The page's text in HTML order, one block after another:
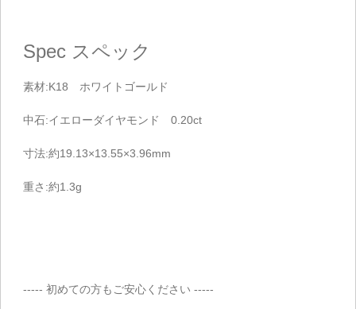
Spec スペック
素材:K18 ホワイトゴールド
中石:イエローダイヤモンド 0.20ct
寸法:約19.13×13.55×3.96mm
重さ:約1.3g
----- 初めての方もご安心ください -----